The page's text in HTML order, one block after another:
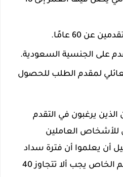
عن 60 عامًا.
على الجنسية السعودية.
لمقدم الطلب للحصول
يرغبون في التقدم
العاملين
أن يعلموا أن فترة سداد
القرض للعاملين لحسابهم الخاص يجب ألا تتجاوز 40